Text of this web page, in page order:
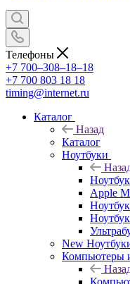
Телефоны
+7 700‒308‒18‒18
+7 700 803 18 18
timing@internet.ru
Каталог
Назад
Каталог
Ноутбуки
Apple
New
Компьютеры